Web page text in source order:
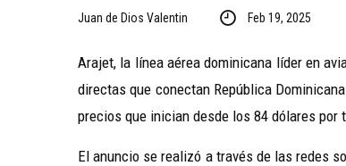
Juan de Dios Valentin Feb 19, 2025
Arajet, la línea aérea dominicana líder en
directas que conectan República
precios que inician desde los 84 dólares
El anuncio se realizó a través de las redes